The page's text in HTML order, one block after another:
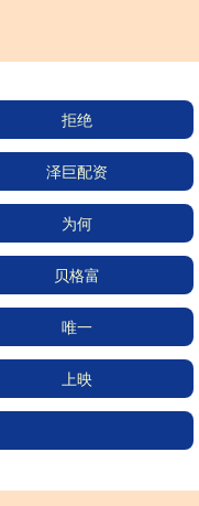
拒绝
泽巨配资
为何
贝格富
唯一
上映